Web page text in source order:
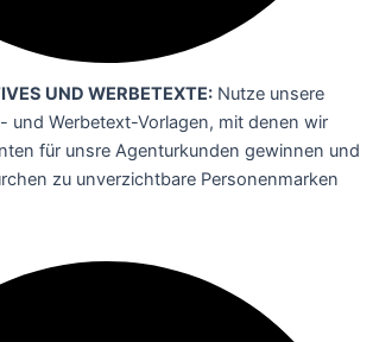
UND WERBETEXTE: Nutze unsere
und Werbetext-Vorlagen, mit denen wir
für unsre Agenturkunden gewinnen und
zu unverzichtbare Personenmarken